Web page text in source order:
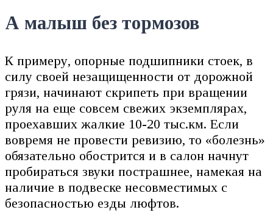
А малыш без тормозов
К примеру, опорные подшипники стоек, в
силу своей незащищенности от дорожной
грязи, начинают скрипеть при вращении
руля на еще совсем свежих экземплярах,
проехавших жалкие 10-20 тыс.км. Если
вовремя не провести ревизию, то «болезнь»
обязательно обострится и в салон начнут
пробираться звуки пострашнее, намекая на
наличие в подвеске несовместимых с
безопасностью езды люфтов.